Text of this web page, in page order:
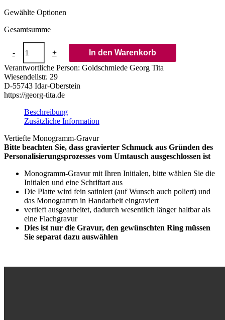
Gewählte Optionen
Gesamtsumme
-
Monogrammgravur
Metall
-
vertieft
Menge
+
In den Warenkorb
Verantwortliche Person: Goldschmiede Georg Tita
Wiesendellstr. 29
D-55743 Idar-Oberstein
https://georg-tita.de
Beschreibung
Zusätzliche Information
Vertiefte Monogramm-Gravur
Bitte beachten Sie, dass gravierter Schmuck aus Gründen des
Personalisierungsprozesses vom Umtausch ausgeschlossen ist
Monogramm-Gravur mit Ihren Initialen, bitte wählen Sie die
Initialen und eine Schriftart aus
Die Platte wird fein satiniert (auf Wunsch auch poliert) und
das Monogramm in Handarbeit eingraviert
vertieft ausgearbeitet, dadurch wesentlich länger haltbar als
eine Flachgravur
Dies ist nur die Gravur, den gewünschten Ring müssen
Sie separat dazu auswählen